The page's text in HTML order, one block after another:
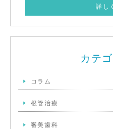
詳し
カテ
コラム
根管治療
審美歯科